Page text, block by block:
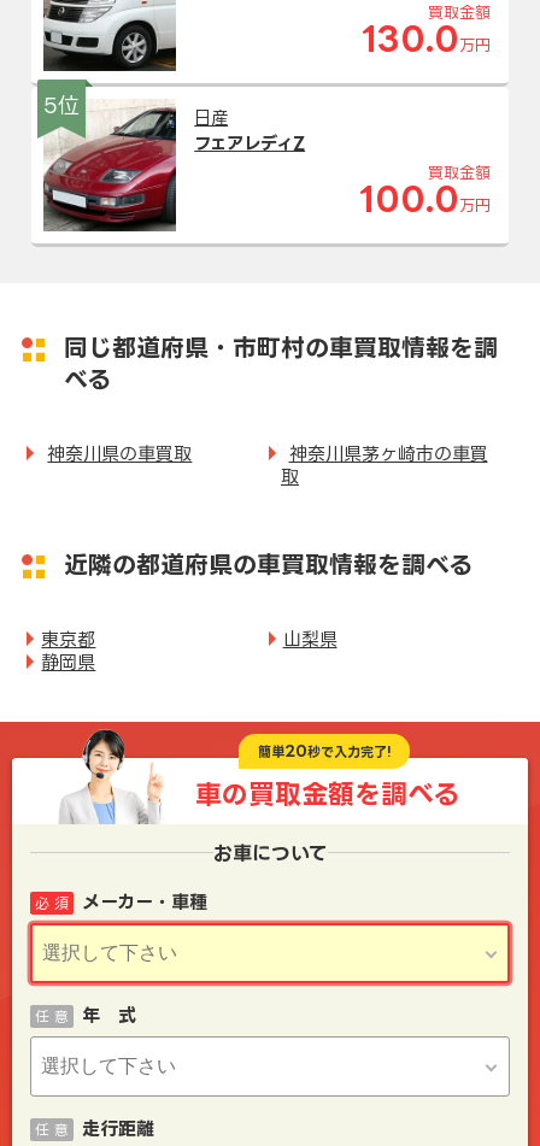
買取金額
130.0 万円
5位
日産
フェアレディZ
買取金額
100.0 万円
同じ都道府県・市町村の車買取情報を調
べる
神奈川県の車買取
神奈川県茅ヶ崎市の車買
取
近隣の都道府県の車買取情報を調べる
東京都
山梨県
静岡県
簡単20秒で入力完了!
車の買取金額を調べる
お車について
メーカー・車種
必 須
年 式
任 意
走行距離
任 意